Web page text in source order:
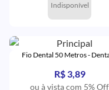
Indisponível
Fio Dental 50 Metros -
R$ 3,89
ou à vista com 5% Off